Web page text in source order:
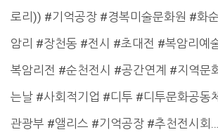
로리)) #기억공장 #경복미술문화원 #화
암리 #장천동 #전시 #초대전 #복암리예
복암리전 #순천전시 #공간연계 #지역문
는날 #사회적기업 #디투 #디투문화공동
관광부 #앨리스 #기억공장 #추천전시회…